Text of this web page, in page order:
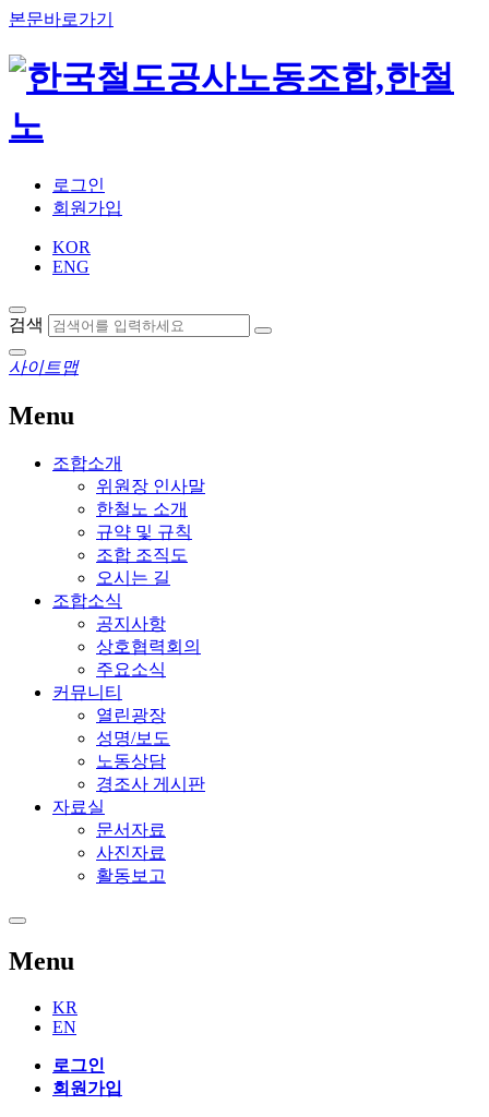
본문바로가기
로그인
회원가입
KOR
ENG
검색
사이트맵
Menu
조합소개
위원장 인사말
한철노 소개
규약 및 규칙
조합 조직도
오시는 길
조합소식
공지사항
상호협력회의
주요소식
커뮤니티
열린광장
성명/보도
노동상담
경조사 게시판
자료실
문서자료
사진자료
활동보고
Menu
KR
EN
로그인
회원가입